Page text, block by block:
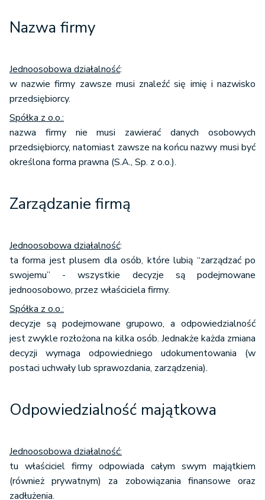
Nazwa firmy
Jednoosobowa działalność:
w nazwie firmy zawsze musi znaleźć się imię i nazwisko
przedsiębiorcy.
Spółka z o.o.:
nazwa firmy nie musi zawierać danych osobowych
przedsiębiorcy, natomiast zawsze na końcu nazwy musi być
określona forma prawna (S.A., Sp. z o.o.).
Zarządzanie firmą
Jednoosobowa działalność:
ta forma jest plusem dla osób, które lubią “zarządzać po
swojemu” - wszystkie decyzje są podejmowane
jednoosobowo, przez właściciela firmy.
Spółka z o.o.:
decyzje są podejmowane grupowo, a odpowiedzialność
jest zwykle rozłożona na kilka osób. Jednakże każda zmiana
decyzji wymaga odpowiedniego udokumentowania (w
postaci uchwały lub sprawozdania, zarządzenia).
Odpowiedzialność majątkowa
Jednoosobowa działalność:
tu właściciel firmy odpowiada całym swym majątkiem
(również prywatnym) za zobowiązania finansowe oraz
zadłużenia.